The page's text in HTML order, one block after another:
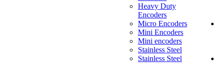
Heavy Duty
Encoders
Micro Encoders
Mini Encoders
Mini encoders
Stainless Steel
Stainless Steel